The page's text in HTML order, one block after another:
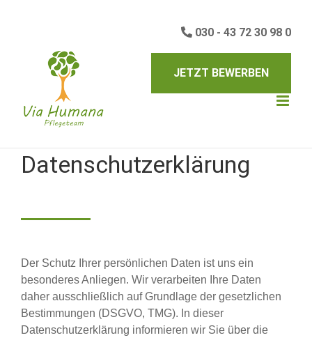
030 - 43 72 30 98 0
JETZT BEWERBEN
Datenschutzerklärung
Der Schutz Ihrer persönlichen Daten ist uns ein
besonderes Anliegen. Wir verarbeiten Ihre Daten
daher ausschließlich auf Grundlage der gesetzlichen
Bestimmungen (DSGVO, TMG). In dieser
Datenschutzerklärung informieren wir Sie über die